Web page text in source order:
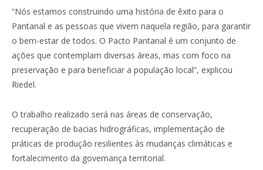
“Nós estamos construindo uma história de êxito para o
Pantanal e as pessoas que vivem naquela região, para garantir
o bem-estar de todos. O Pacto Pantanal é um conjunto de
ações que contemplam diversas áreas, mas com foco na
preservação e para beneficiar a população local”, explicou
Riedel.
O trabalho realizado será nas áreas de conservação,
recuperação de bacias hidrográficas, implementação de
práticas de produção resilientes às mudanças climáticas e
fortalecimento da governança territorial.